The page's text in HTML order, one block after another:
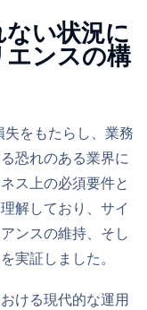
い状況に
ンスの構
失をもたらし、業務
恐れのある業界に
ス上の必須要件と
解しており、サイ
ンスの維持、そし
実証しました。
ける現代的な運用